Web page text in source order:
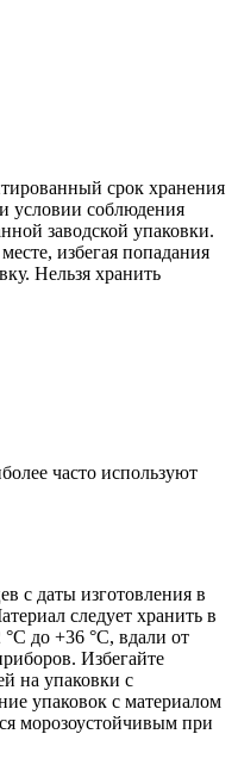
срок хранения
условии соблюдения
заводской упаковки.
избегая попадания
Нельзя хранить
часто используют
с даты изготовления в
следует хранить в
до +36 °C, вдали от
Избегайте
на упаковки с
упаковок с материалом
морозоустойчивым при